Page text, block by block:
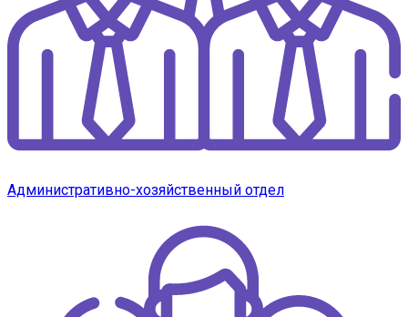
Административно-хозяйственный отдел